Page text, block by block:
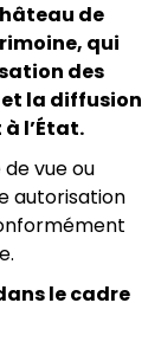
de
qui
des
la diffusion
l’État.
vue ou
autorisation
le cadre